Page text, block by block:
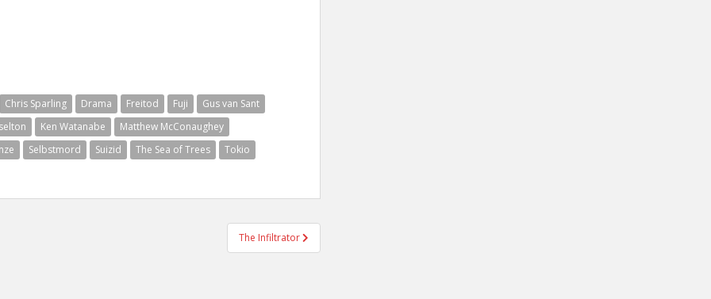
Chris Sparling Drama Freitod Fuji
Gus van Sant
Ken Watanabe
Matthew McConaughey
Selbstmord Suizid The Sea of Trees Tokio
The Infiltrator